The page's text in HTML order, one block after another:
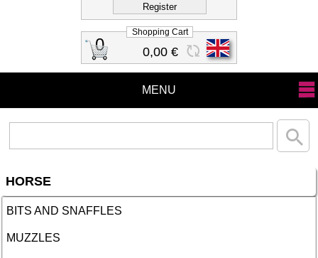
0 0,00 €
Shopping Cart
MENU
HORSE
BITS AND SNAFFLES
MUZZLES